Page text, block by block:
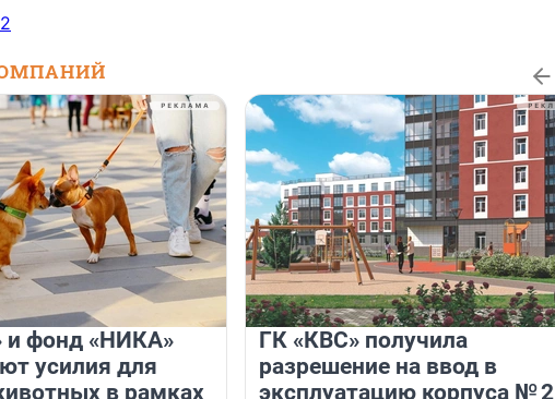
и фонд «НИКА»
усилия для
в рамках
ГК «КВС» получила
разрешение на ввод в
эксплуатацию корпуса № 2